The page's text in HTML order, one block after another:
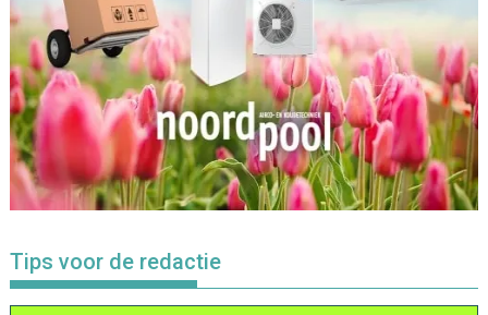
Tips voor de redactie